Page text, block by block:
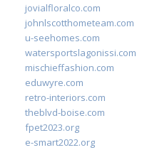
jovialfloralco.com
johnlscotthometeam.com
u-seehomes.com
watersportslagonissi.com
mischieffashion.com
eduwyre.com
retro-interiors.com
theblvd-boise.com
fpet2023.org
e-smart2022.org